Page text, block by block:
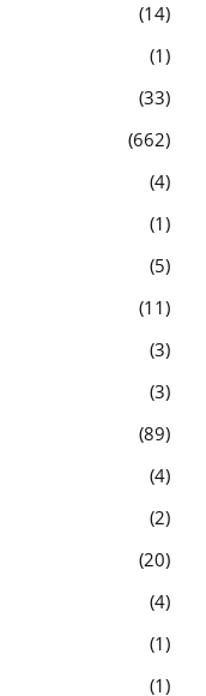
14
1
33
662
4
1
5
11
3
3
89
4
2
20
4
1
1